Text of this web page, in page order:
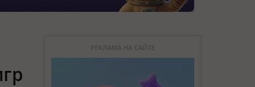
РЕКЛАМА НА САЙТЕ